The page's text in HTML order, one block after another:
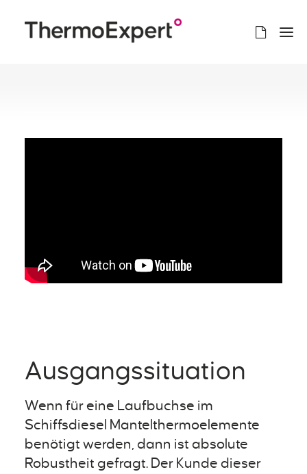
Ausgangssituation
Wenn für eine Laufbuchse im
Schiffsdiesel Mantelthermoelemente
benötigt werden, dann ist absolute
Robustheit gefragt. Der Kunde dieser